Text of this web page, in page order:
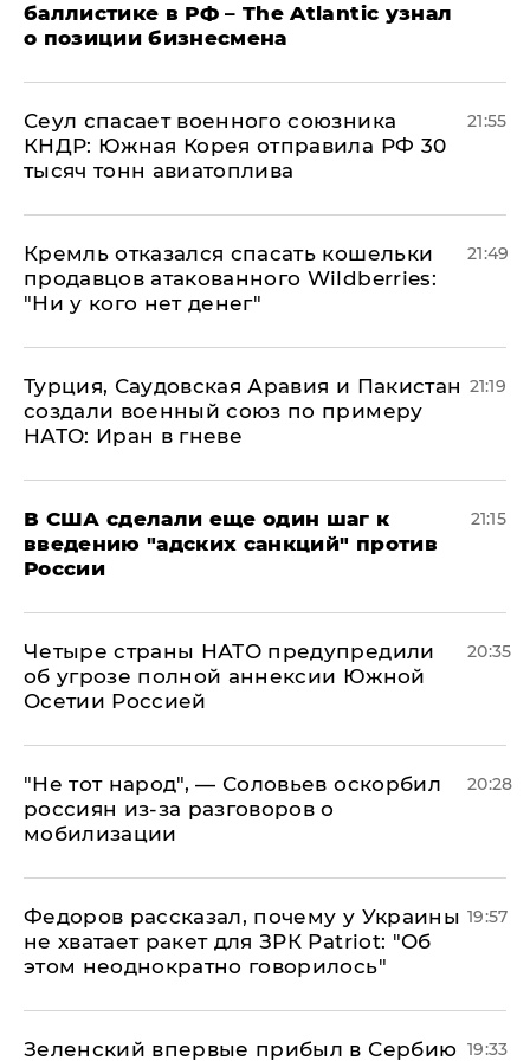
баллистике в РФ – The Atlantic узнал
о позиции бизнесмена
​Сеул спасает военного союзника
КНДР: Южная Корея отправила РФ 30
тысяч тонн авиатоплива
21:55
Кремль отказался спасать кошельки
продавцов атакованного Wildberries:
"Ни у кого нет денег"
21:49
Турция, Саудовская Аравия и Пакистан
создали военный союз по примеру
НАТО: Иран в гневе
21:19
В США сделали еще один шаг к
введению "адских санкций" против
России
21:15
Четыре страны НАТО предупредили
об угрозе полной аннексии Южной
Осетии Россией
20:35
​"Не тот народ", — Соловьев оскорбил
россиян из-за разговоров о
мобилизации
20:28
Федоров рассказал, почему у Украины
не хватает ракет для ЗРК Patriot: "Об
этом неоднократно говорилось"
19:57
Зеленский впервые прибыл в Сербию 19:33